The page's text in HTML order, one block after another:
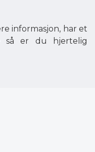
informasjon, har et
så er du hjertelig